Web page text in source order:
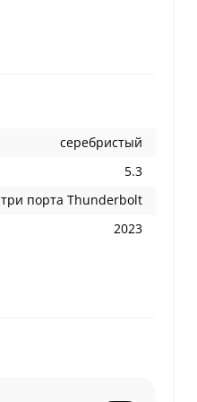
серебристый
5.3
три порта Thunderbolt
2023